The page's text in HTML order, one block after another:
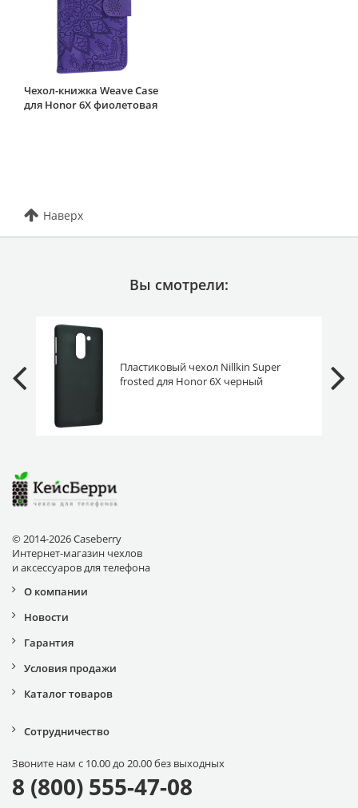
Чехол-книжка Weave Case
для Honor 6X фиолетовая
Наверх
Вы смотрели:
Пластиковый чехол Nillkin Super
frosted для Honor 6X черный
© 2014-2026 Caseberry
Интернет-магазин чехлов
и аксессуаров для телефона
О компании
Новости
Гарантия
Условия продажи
Каталог товаров
Сотрудничество
Звоните нам с 10.00 до 20.00 без выходных
8 (800) 555-47-08